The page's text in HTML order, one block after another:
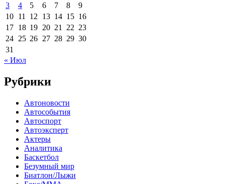
3
4 5 6 7 8
9
10 11 12 13 14 15 16
17 18 19 20 21 22 23
24 25 26 27 28 29 30
31
« Июл
Рубрики
Автоновости
Автособытия
Автоспорт
Автоэксперт
Актеры
Аналитика
Баскетбол
Безумный мир
Биатлон/Лыжи